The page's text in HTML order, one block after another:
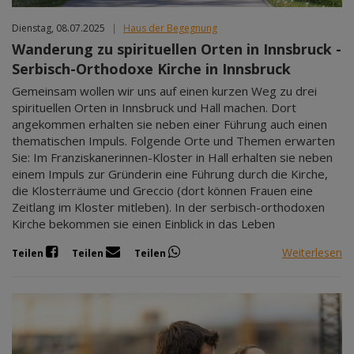
Dienstag, 08.07.2025 | Haus der Begegnung
Wanderung zu spirituellen Orten in Innsbruck -
Serbisch-Orthodoxe Kirche in Innsbruck
Gemeinsam wollen wir uns auf einen kurzen Weg zu drei
spirituellen Orten in Innsbruck und Hall machen. Dort
angekommen erhalten sie neben einer Führung auch einen
thematischen Impuls. Folgende Orte und Themen erwarten
Sie: Im Franziskanerinnen-Kloster in Hall erhalten sie neben
einem Impuls zur Gründerin eine Führung durch die Kirche,
die Klosterräume und Greccio (dort können Frauen eine
Zeitlang im Kloster mitleben). In der serbisch-orthodoxen
Kirche bekommen sie einen Einblick in das Leben
Teilen Teilen Teilen Weiterlesen